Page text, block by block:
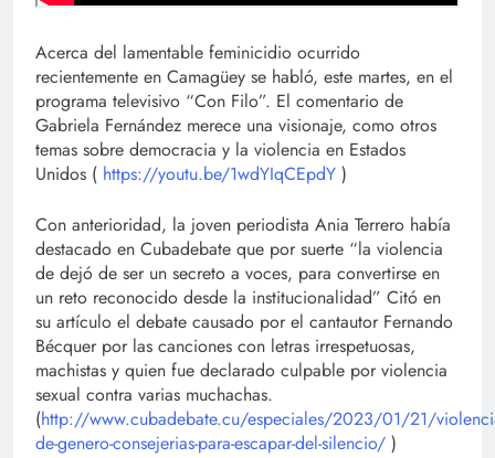
Acerca del lamentable feminicidio ocurrido
recientemente en Camagüey se habló, este martes, en el
programa televisivo “Con Filo”. El comentario de
Gabriela Fernández merece una visionaje, como otros
temas sobre democracia y la violencia en Estados
Unidos ( https://youtu.be/1wdYIqCEpdY )
Con anterioridad, la joven periodista Ania Terrero había
destacado en Cubadebate que por suerte “la violencia
de dejó de ser un secreto a voces, para convertirse en
un reto reconocido desde la institucionalidad” Citó en
su artículo el debate causado por el cantautor Fernando
Bécquer por las canciones con letras irrespetuosas,
machistas y quien fue declarado culpable por violencia
sexual contra varias muchachas.
(http://www.cubadebate.cu/especiales/2023/01/21/
de-genero-consejerias-para-escapar-del-silencio/ )